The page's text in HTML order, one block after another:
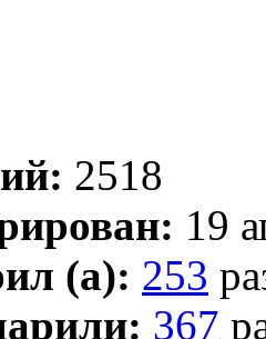
2518
19
(а): 253
367